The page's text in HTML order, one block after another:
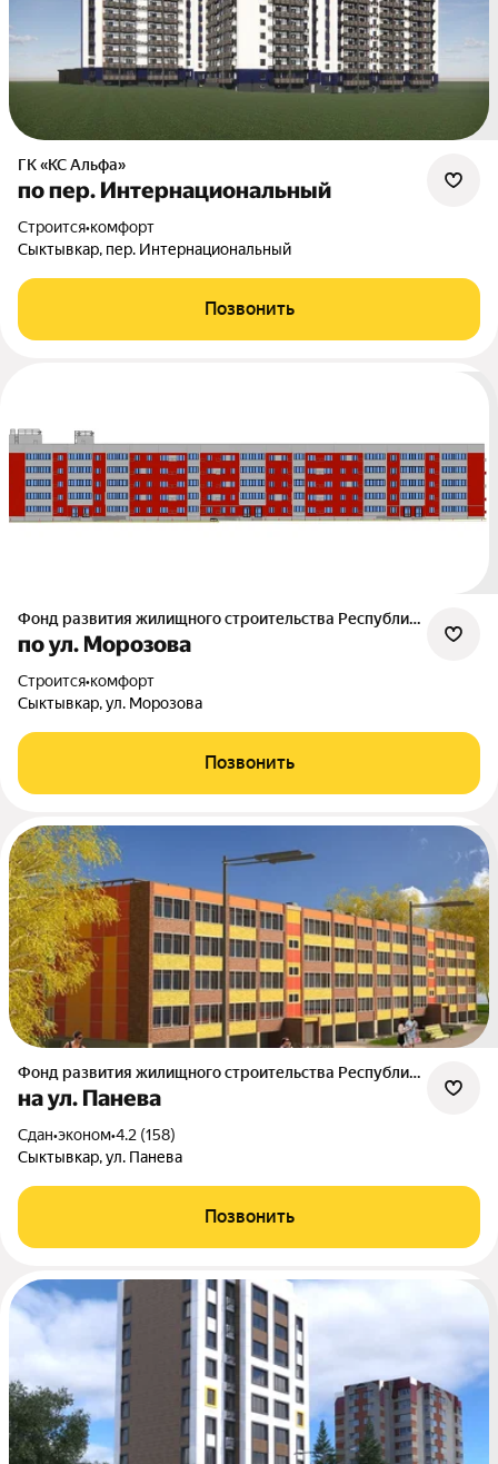
ГК «КС Альфа»
по пер. Интернациональный
Строится•комфорт
Сыктывкар, пер. Интернациональный
Позвонить
Фонд развития жилищного строительства Республики Коми
по ул. Морозова
Строится•комфорт
Сыктывкар, ул. Морозова
Позвонить
Фонд развития жилищного строительства Республики Коми
на ул. Панева
Сдан•эконом•4.2 (158)
Сыктывкар, ул. Панева
Позвонить